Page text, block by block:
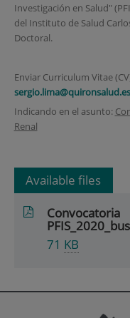
Investigación en Salud"
del Instituto de Salud
Doctoral.
Enviar Curriculum Vitae
sergio.lima@quironsalud.es
Indicando en el asunto:
Renal
Available files
Convocatoria
71 KB